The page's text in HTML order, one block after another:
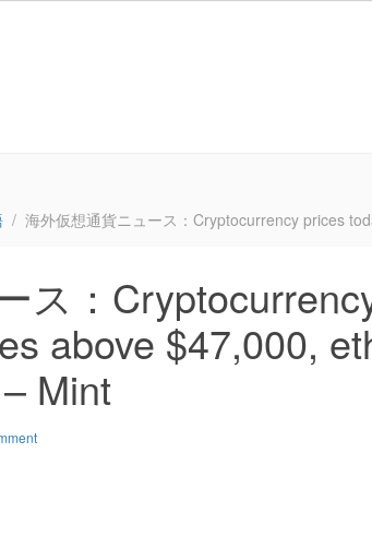
海外仮想通貨ニュース：Cryptocurrency prices
ス：
above $47,000,
Mint